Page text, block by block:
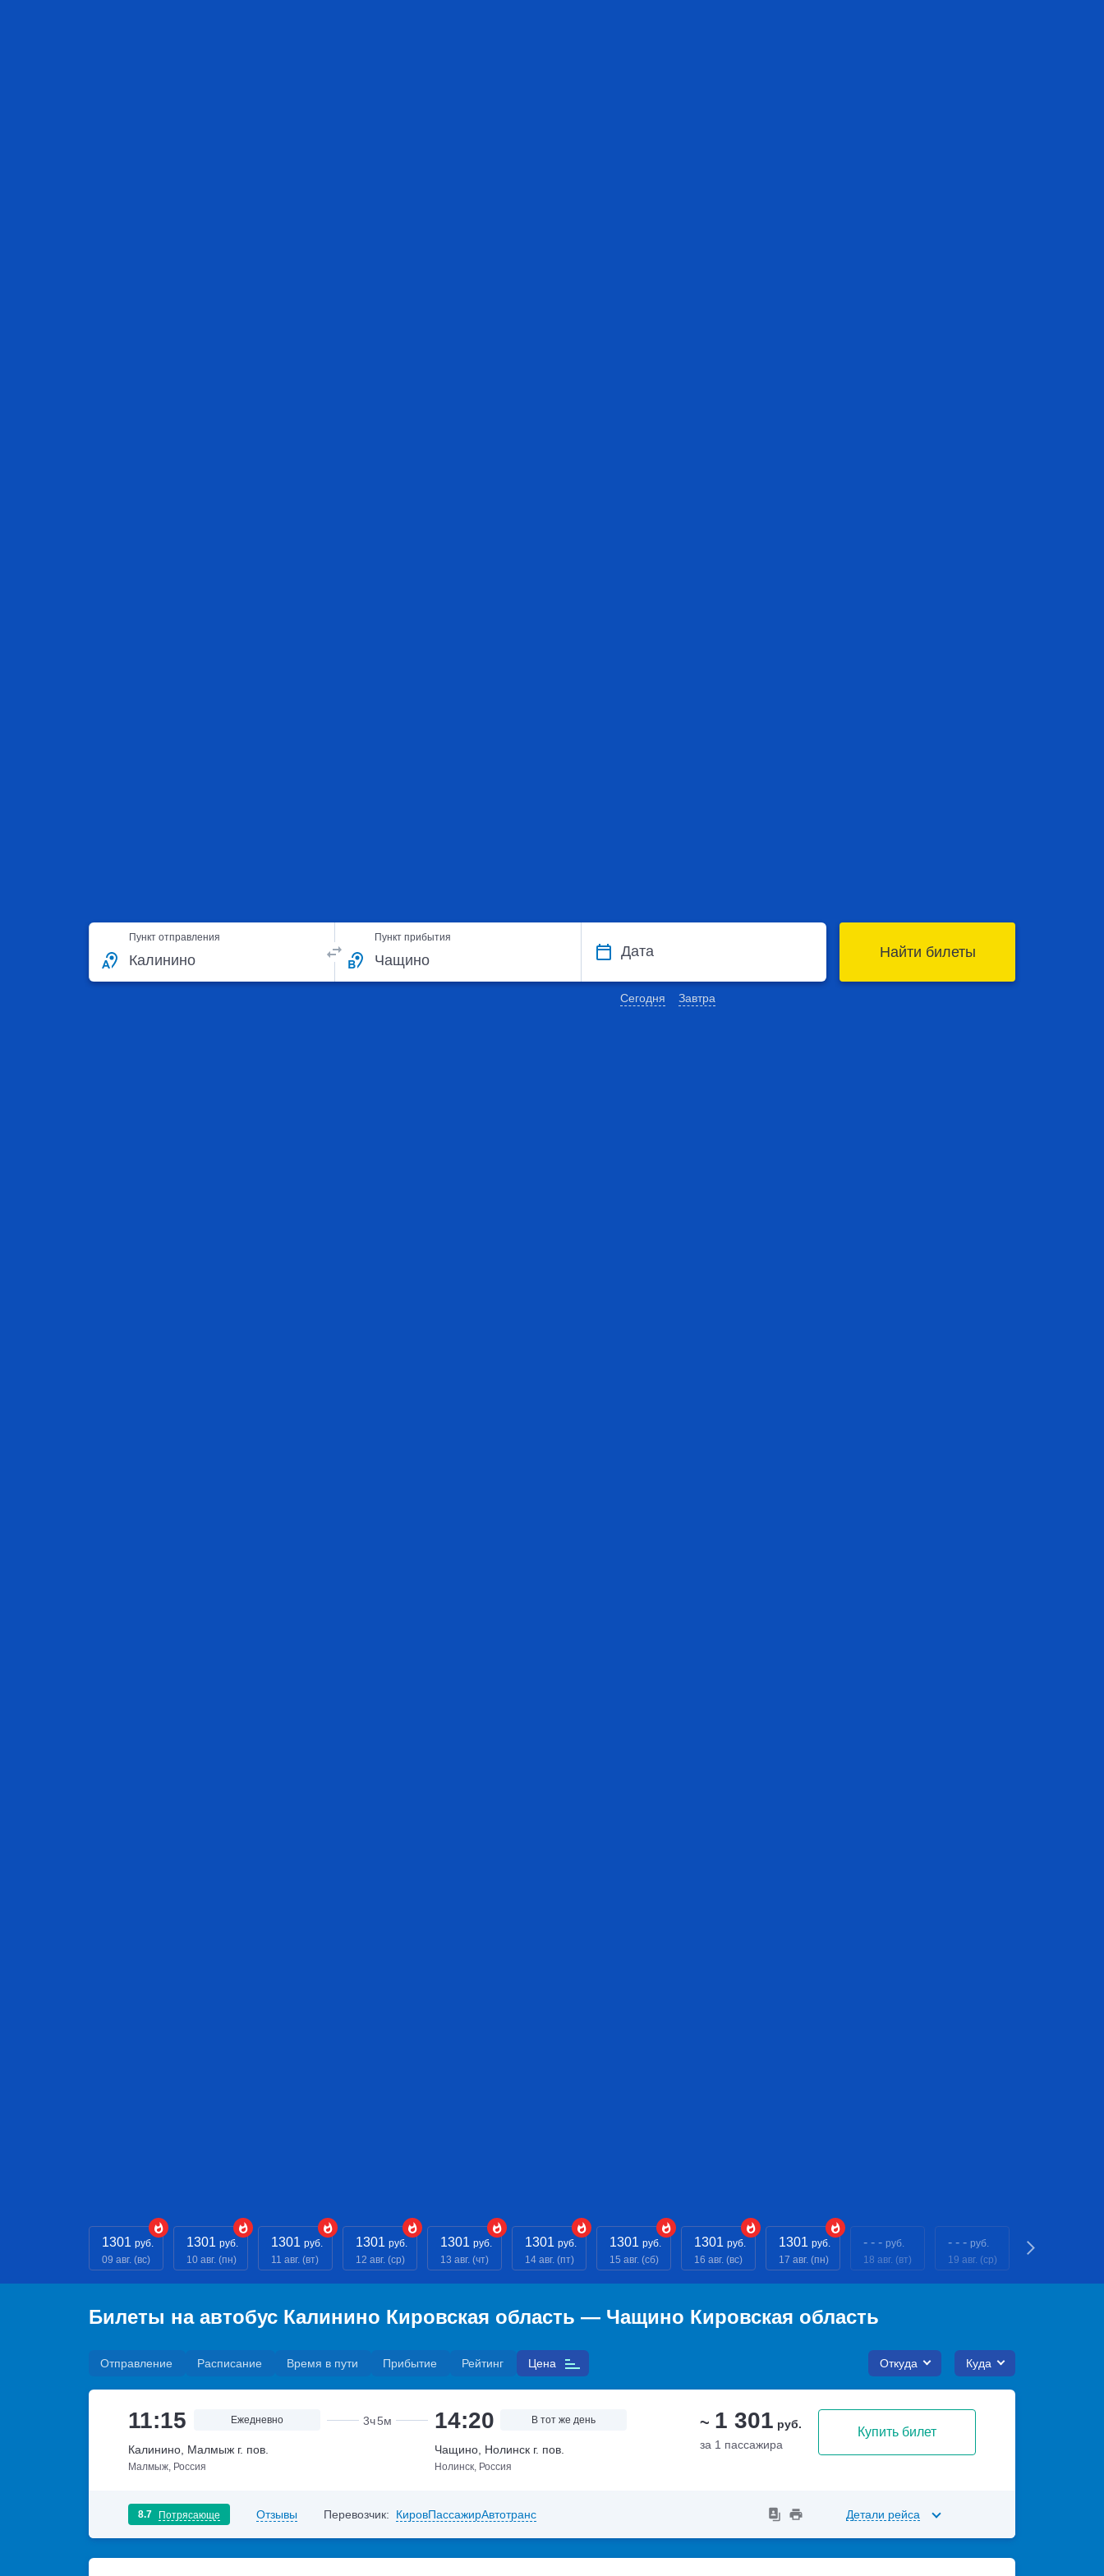
Пункт отправления Пункт прибытия
Дата
Сегодня Завтра
Найти билеты
1301 руб.
09 авг. (вс)
1301 руб.
10 авг. (пн)
1301 руб.
11 авг. (вт)
1301 руб.
12 авг. (ср)
1301 руб.
13 авг. (чт)
1301 руб.
14 авг. (пт)
1301 руб.
15 авг. (сб)
1301 руб.
16 авг. (вс)
1301 руб.
17 авг. (пн)
- - - руб.
18 авг. (вт)
- - - руб.
19 авг. (ср)
Билеты на автобус Калинино Кировская область — Чащино Кировская область
Отправление Расписание Время в пути Прибытие Рейтинг Цена Откуда Куда
11:15 Ежедневно 3ч5м 14:20 В тот же день ~ 1 301 руб.
за 1 пассажира
Купить билет
Калинино, Малмыж г. пов.
Малмыж, Россия
Чащино, Нолинск г. пов.
Нолинск, Россия
8.7 Потрясающе Отзывы Перевозчик: КировПассажирАвтотранс